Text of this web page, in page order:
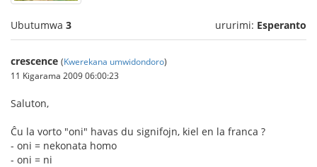
Ubutumwa 3 ururimi: Esperanto
crescence (Kwerekana umwidondoro)
11 Kigarama 2009 06:00:23
Saluton,
Ĉu la vorto "oni" havas du signifojn, kiel en la franca ?
- oni = nekonata homo
- oni = ni